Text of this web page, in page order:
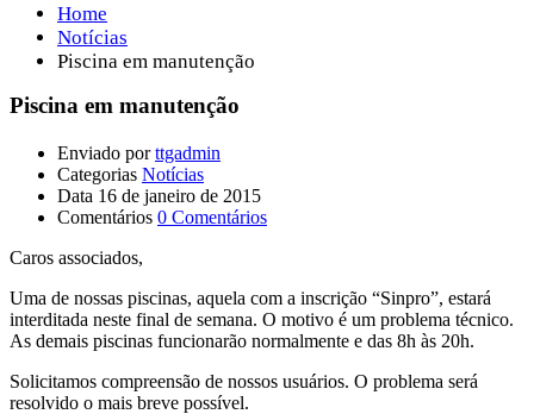
Home
Notícias
Piscina em manutenção
Piscina em manutenção
Enviado por ttgadmin
Categorias Notícias
Data 16 de janeiro de 2015
Comentários 0 Comentários
Caros associados,
Uma de nossas piscinas, aquela com a inscrição “Sinpro”, estará
interditada neste final de semana. O motivo é um problema técnico.
As demais piscinas funcionarão normalmente e das 8h às 20h.
Solicitamos compreensão de nossos usuários. O problema será
resolvido o mais breve possível.